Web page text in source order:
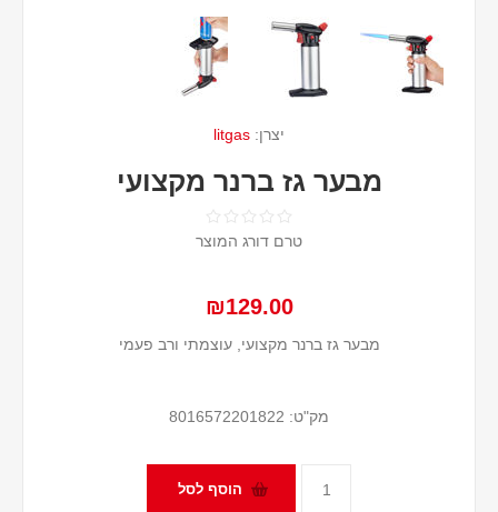
יצרן: litgas
מבער גז ברנר מקצועי
טרם דורג המוצר
₪129.00
מבער גז ברנר מקצועי, עוצמתי ורב פעמי
מק"ט: 8016572201822